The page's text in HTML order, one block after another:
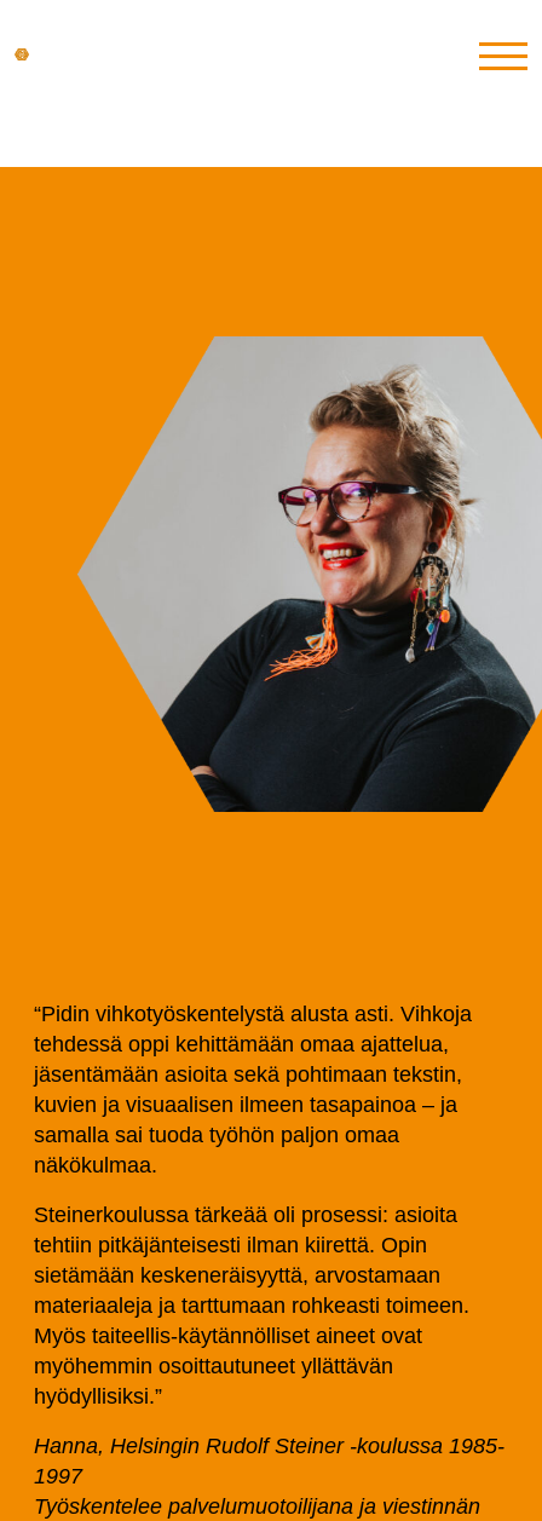
“Pidin vihkotyöskentelystä alusta asti. Vihkoja
tehdessä oppi kehittämään omaa ajattelua,
jäsentämään asioita sekä pohtimaan tekstin,
kuvien ja visuaalisen ilmeen tasapainoa – ja
samalla sai tuoda työhön paljon omaa
näkökulmaa.
Steinerkoulussa tärkeää oli prosessi: asioita
tehtiin pitkäjänteisesti ilman kiirettä. Opin
sietämään keskeneräisyyttä, arvostamaan
materiaaleja ja tarttumaan rohkeasti toimeen.
Myös taiteellis-käytännölliset aineet ovat
myöhemmin osoittautuneet yllättävän
hyödyllisiksi.”
Hanna, Helsingin Rudolf Steiner -koulussa 1985-
1997
Työskentelee palvelumuotoilijana ja viestinnän